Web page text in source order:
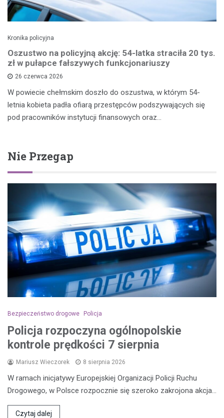
Kronika policyjna
Oszustwo na policyjną akcję: 54-latka straciła 20 tys.
zł w pułapce fałszywych funkcjonariuszy
26 czerwca 2026
W powiecie chełmskim doszło do oszustwa, w którym 54-
letnia kobieta padła ofiarą przestępców podszywających się
pod pracowników instytucji finansowych oraz…
Nie Przegap
Bezpieczeństwo drogowe Policja
Policja rozpoczyna ogólnopolskie
kontrole prędkości 7 sierpnia
Mariusz Wieczorek 8 sierpnia 2026
W ramach inicjatywy Europejskiej Organizacji Policji Ruchu
Drogowego, w Polsce rozpocznie się szeroko zakrojona akcja…
Czytaj dalej